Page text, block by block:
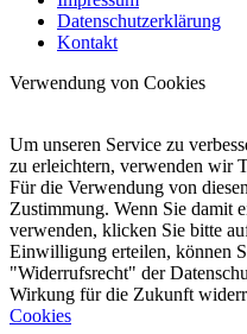
Datenschutzerklärung
Kontakt
Verwendung von Cookies
Um unseren Service zu
zu erleichtern, verwenden wir
Für die Verwendung von
Zustimmung. Wenn Sie damit
verwenden, klicken Sie bitte
Einwilligung erteilen, können
"Widerrufsrecht" der
Wirkung für die Zukunft
Cookies